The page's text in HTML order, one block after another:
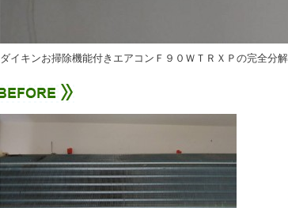
ダイキンお掃除機能付きエアコンＦ９０ＷＴＲＸＰの完全分